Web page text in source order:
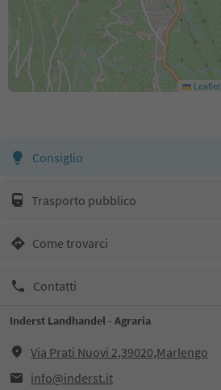
Leaflet
Consiglio
Trasporto pubblico
Come trovarci
Contatti
Inderst Landhandel - Agraria
Via Prati Nuovi 2,39020,Marlengo
info@inderst.it